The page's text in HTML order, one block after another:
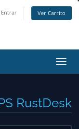
Entrar Ver Carrito
RustDesk